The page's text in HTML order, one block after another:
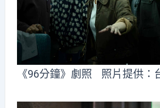
《96分鐘》劇照 照片提供：